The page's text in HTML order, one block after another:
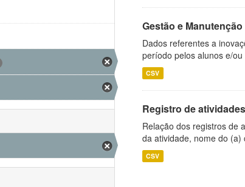
Gestão e
Dados referentes a
período pelos alunos e/
CSV
Registro de
Relação dos registros de
da atividade, nome do
CSV